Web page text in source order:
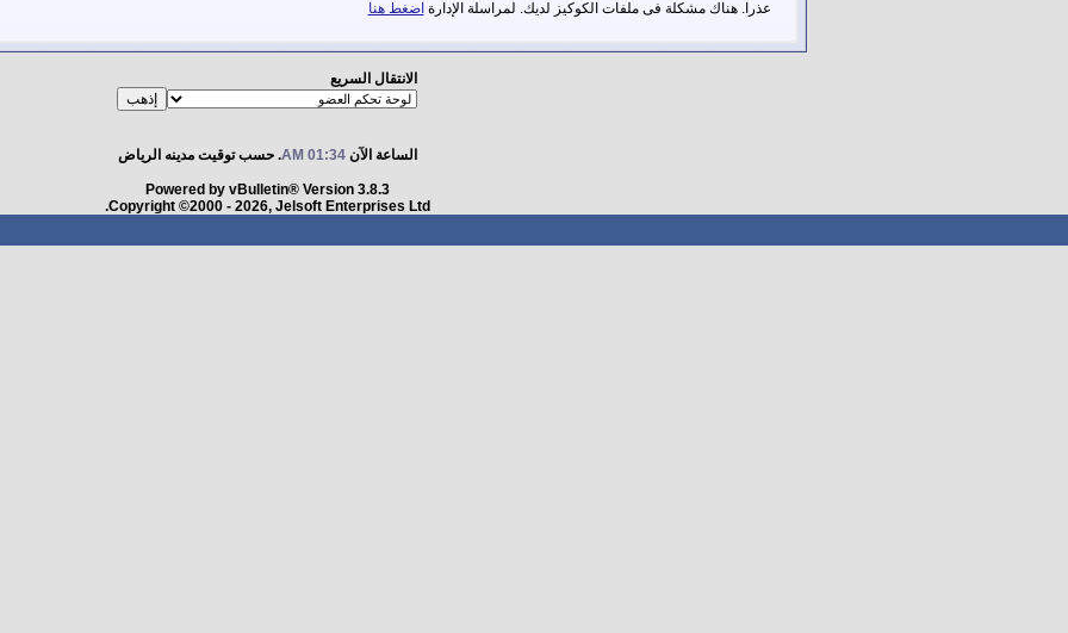
عذرا. هناك مشكلة فى ملفات الكوكيز لديك. لمراسلة الإدارة اضغط هنا
الانتقال السريع
الساعة الآن01:34 AM . حسب توقيت مدينه الرياض
Powered by vBulletin® Version 3.8.3
Copyright ©2000 - 2026, Jelsoft Enterprises Ltd.